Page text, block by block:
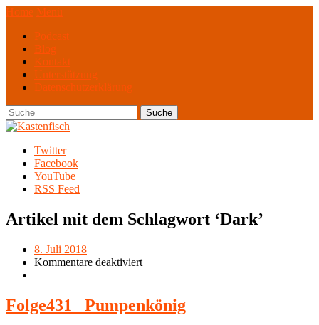
Home Menü
Podcast
Blog
Kontakt
Unterstützung
Datenschutzerklärung
Twitter
Facebook
YouTube
RSS Feed
Artikel mit dem Schlagwort ‘Dark’
8. Juli 2018
Kommentare deaktiviert
Folge431_ Pumpenkönig